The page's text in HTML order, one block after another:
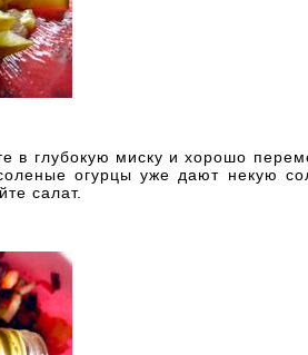
в глубокую миску и хорошо
огурцы уже дают некую
салат.